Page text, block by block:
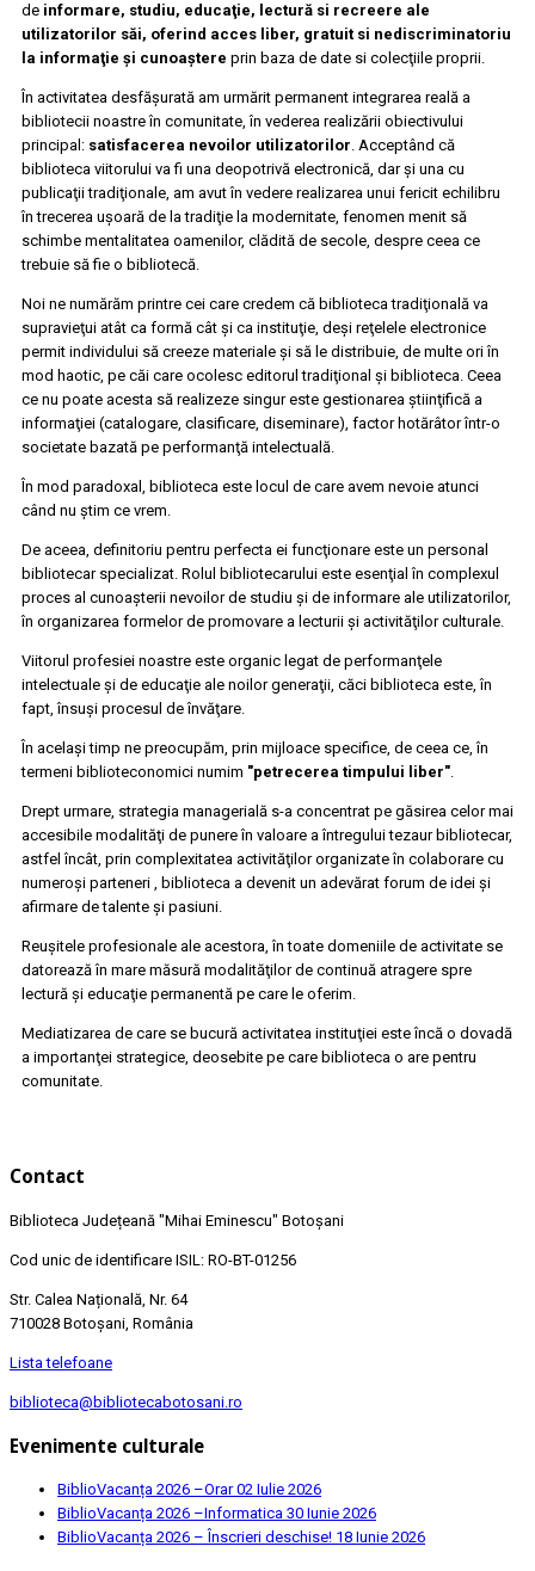
de informare, studiu, educaţie, lectură si recreere ale
utilizatorilor săi, oferind acces liber, gratuit si nediscriminatoriu
la informaţie şi cunoaştere prin baza de date si colecţiile proprii.
În activitatea desfăşurată am urmărit permanent integrarea reală a
bibliotecii noastre în comunitate, în vederea realizării obiectivului
principal: satisfacerea nevoilor utilizatorilor. Acceptând că
biblioteca viitorului va fi una deopotrivă electronică, dar şi una cu
publicaţii tradiţionale, am avut în vedere realizarea unui fericit echilibru
în trecerea uşoară de la tradiţie la modernitate, fenomen menit să
schimbe mentalitatea oamenilor, clădită de secole, despre ceea ce
trebuie să fie o bibliotecă.
Noi ne numărăm printre cei care credem că biblioteca tradiţională va
supravieţui atât ca formă cât şi ca instituţie, deşi reţelele electronice
permit individului să creeze materiale şi să le distribuie, de multe ori în
mod haotic, pe căi care ocolesc editorul tradiţional şi biblioteca. Ceea
ce nu poate acesta să realizeze singur este gestionarea ştiinţifică a
informaţiei (catalogare, clasificare, diseminare), factor hotărâtor într-o
societate bazată pe performanţă intelectuală.
În mod paradoxal, biblioteca este locul de care avem nevoie atunci
când nu ştim ce vrem.
De aceea, definitoriu pentru perfecta ei funcţionare este un personal
bibliotecar specializat. Rolul bibliotecarului este esenţial în complexul
proces al cunoaşterii nevoilor de studiu şi de informare ale utilizatorilor,
în organizarea formelor de promovare a lecturii şi activităţilor culturale.
Viitorul profesiei noastre este organic legat de performanţele
intelectuale şi de educaţie ale noilor generaţii, căci biblioteca este, în
fapt, însuşi procesul de învăţare.
În acelaşi timp ne preocupăm, prin mijloace specifice, de ceea ce, în
termeni biblioteconomici numim "petrecerea timpului liber".
Drept urmare, strategia managerială s-a concentrat pe găsirea celor mai
accesibile modalităţi de punere în valoare a întregului tezaur bibliotecar,
astfel încât, prin complexitatea activităţilor organizate în colaborare cu
numeroşi parteneri , biblioteca a devenit un adevărat forum de idei şi
afirmare de talente şi pasiuni.
Reuşitele profesionale ale acestora, în toate domeniile de activitate se
datorează în mare măsură modalităţilor de continuă atragere spre
lectură şi educaţie permanentă pe care le oferim.
Mediatizarea de care se bucură activitatea instituţiei este încă o dovadă
a importanţei strategice, deosebite pe care biblioteca o are pentru
comunitate.
Contact
Biblioteca Județeană "Mihai Eminescu" Botoșani
Cod unic de identificare ISIL: RO-BT-01256
Str. Calea Națională, Nr. 64
710028 Botoșani, România
Lista telefoane
biblioteca@bibliotecabotosani.ro
Evenimente culturale
BiblioVacanța 2026 –Orar02 Iulie 2026
BiblioVacanța 2026 –Informatica 30 Iunie 2026
BiblioVacanța 2026 – Înscrieri deschise! 18 Iunie 2026